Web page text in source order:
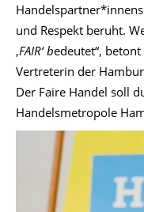
und Respekt beruht.
‚FAIR‘ bedeutet“,
Vertreterin der
Der Faire Handel soll
Handelsmetropole